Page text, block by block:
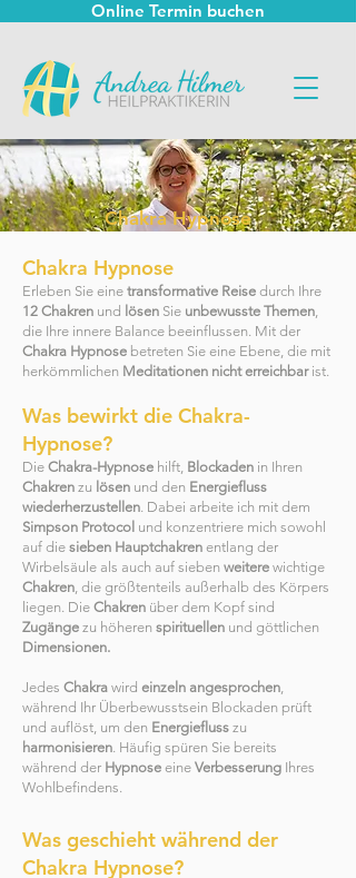
Online Termin buchen
Chakra Hypnose
Chakra Hypnose
Erleben Sie eine transformative Reise durch Ihre
12 Chakren und lösen Sie unbewusste Themen,
die Ihre innere Balance beeinflussen. Mit der
Chakra Hypnose betreten Sie eine Ebene, die mit
herkömmlichen Meditationen nicht erreichbarist.
Was bewirkt die Chakra-
Hypnose?
Die Chakra-Hypnose hilft, Blockaden in Ihren
Chakren zu lösen und den Energiefluss
wiederherzustellen. Dabei arbeite ich mit dem
Simpson Protocol und konzentriere mich sowohl
auf die sieben Hauptchakren entlang der
Wirbelsäule als auch auf sieben weitere wichtige
Chakren, die größtenteils außerhalb des Körpers
liegen. Die Chakren über dem Kopf sind
Zugänge zu höheren spirituellen und göttlichen
Dimensionen.
Jedes Chakra wird einzeln angesprochen,
während Ihr Überbewusstsein Blockaden prüft
und auflöst, um den Energiefluss zu
harmonisieren. Häufig spüren Sie bereits
während der Hypnose eine Verbesserung Ihres
Wohlbefindens.
Was geschieht während der
Chakra Hypnose?